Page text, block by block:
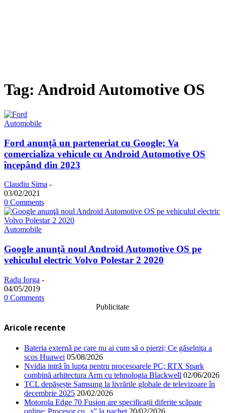
Tag: Android Automotive OS
Automobile
Ford anunță un parteneriat cu Google; Va
comercializa vehicule cu Android Automotive OS
începând din 2023
Claudiu Sima -
03/02/2021
0 Comments
Automobile
Google anunţă noul Android Automotive OS pe
vehiculul electric Volvo Polestar 2 2020
Radu Iorga -
04/05/2019
0 Comments
Publicitate
Aricole recente
Bateria externă pe care nu ai cum să o pierzi; Ce găselniţa a
scos Huawei 05/08/2026
Nvidia intră în lupta pentru procesoarele PC; RTX Spark
combină arhitectura Arm cu tehnologia Blackwell 02/06/2026
TCL depășește Samsung la livrările globale de televizoare în
decembrie 2025 20/02/2026
Motorola Edge 70 Fusion are specificații diferite scăpate